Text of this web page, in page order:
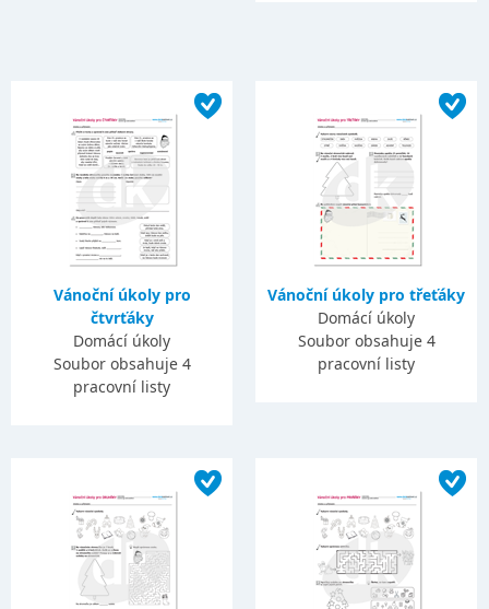
Vánoční úkoly pro
čtvrťáky
Domácí úkoly
Soubor obsahuje 4
pracovní listy
Vánoční úkoly pro třeťáky
Domácí úkoly
Soubor obsahuje 4
pracovní listy